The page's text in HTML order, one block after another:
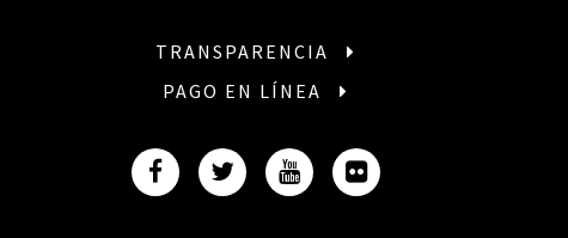
TRANSPARENCIA
PAGO EN LÍNEA